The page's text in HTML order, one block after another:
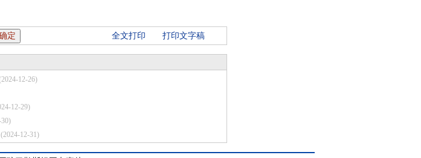
全文打印 打印文字稿
12-26)
12-29)
(2024-12-31)